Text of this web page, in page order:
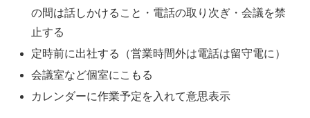
の間は話しかけること・電話の取り次ぎ・会議を禁
止する
定時前に出社する（営業時間外は電話は留守電に）
会議室など個室にこもる
カレンダーに作業予定を入れて意思表示